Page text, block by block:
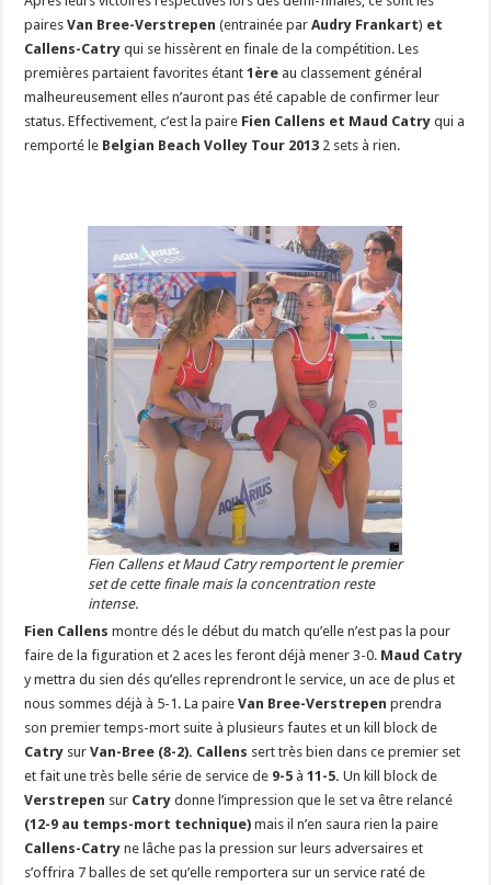
pairesVan Bree-Verstrepen (entrainée parAudry Frankart) et
Callens-Catry qui se hissèrent en finale de la compétition. Les
premières partaient favorites étant1ère au classement général
malheureusement elles n’auront pas été capable de confirmer leur
status. Effectivement, c’est la paire Fien Callens et Maud Catryqui a
remporté le Belgian Beach Volley Tour 2013 2 sets à rien.
Fien Callens et Maud Catry remportent le premier
set de cette finale mais la concentration reste
intense.
Fien Callensmontre dés le début du match qu’elle n’est pas la pour
faire de la figuration et 2 aces les feront déjà mener 3-0. Maud Catry
y mettra du sien dés qu’elles reprendront le service, un ace de plus et
nous sommes déjà à 5-1. La paireVan Bree-Verstrepenprendra
son premier temps-mort suite à plusieurs fautes et un kill block de
Catry surVan-Bree (8-2). Callens sert très bien dans ce premier set
et fait une très belle série de service de 9-5 à11-5.Un kill block de
Verstrepen sur Catry donne l’impression que le set va être relancé
(12-9 au temps-mort technique) mais il n’en saura rien la paire
Callens-Catryne lâche pas la pression sur leurs adversaires et
s’offrira 7 balles de set qu’elle remportera sur un service raté de